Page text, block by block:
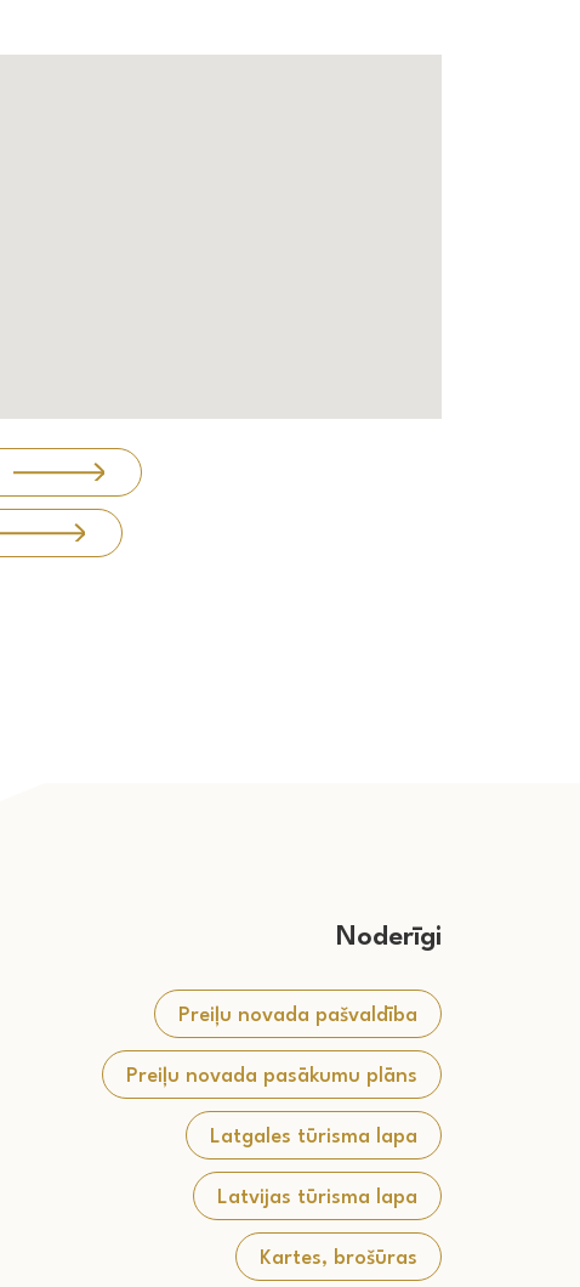
Noderīgi
Preiļu novada pašvaldība
Preiļu novada pasākumu plāns
Latgales tūrisma lapa
Latvijas tūrisma lapa
Kartes, brošūras